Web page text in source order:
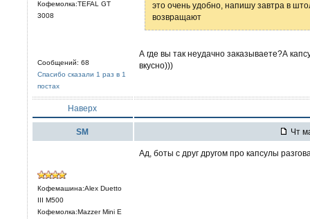
Кофемолка:TEFAL GT
3008
Сообщений: 68
Спасибо сказали 1 раз в 1
постах
это очень удобно, напишу завтра в
возвращают
А где вы так неудачно заказываете?А
вкусно)))
Наверх
SM Чт
Кофемашина:Alex Duetto
III M500
Кофемолка:Mazzer Mini E
Ад, боты с друг другом про капсулы